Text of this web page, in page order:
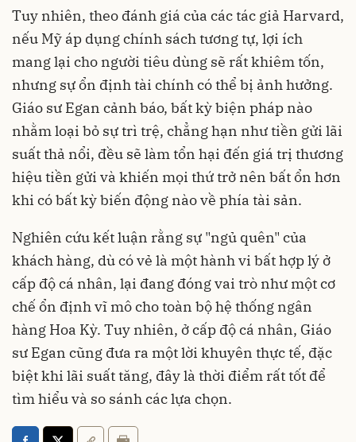
Tuy nhiên, theo đánh giá của các tác giả Harvard,
nếu Mỹ áp dụng chính sách tương tự, lợi ích
mang lại cho người tiêu dùng sẽ rất khiêm tốn,
nhưng sự ổn định tài chính có thể bị ảnh hưởng.
Giáo sư Egan cảnh báo, bất kỳ biện pháp nào
nhằm loại bỏ sự trì trệ, chẳng hạn như tiền gửi lãi
suất thả nổi, đều sẽ làm tổn hại đến giá trị thương
hiệu tiền gửi và khiến mọi thứ trở nên bất ổn hơn
khi có bất kỳ biến động nào về phía tài sản.
Nghiên cứu kết luận rằng sự "ngủ quên" của
khách hàng, dù có vẻ là một hành vi bất hợp lý ở
cấp độ cá nhân, lại đang đóng vai trò như một cơ
chế ổn định vĩ mô cho toàn bộ hệ thống ngân
hàng Hoa Kỳ. Tuy nhiên, ở cấp độ cá nhân, Giáo
sư Egan cũng đưa ra một lời khuyên thực tế, đặc
biệt khi lãi suất tăng, đây là thời điểm rất tốt để
tìm hiểu và so sánh các lựa chọn.